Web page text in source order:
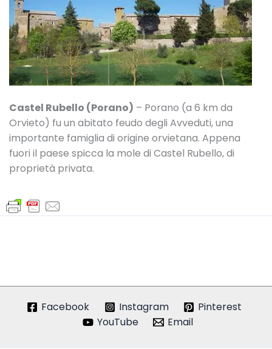
Castel Rubello (Porano) – Porano (a 6 km da
Orvieto) fu un abitato feudo degli Avveduti, una
importante famiglia di origine orvietana. Appena
fuori il paese spicca la mole di Castel Rubello, di
proprietà privata.
Facebook Instagram
Pinterest
YouTube
Email